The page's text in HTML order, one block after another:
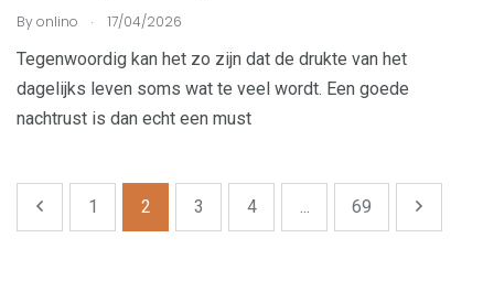
Byonlino . 17/04/2026
Tegenwoordig kan het zo zijn dat de drukte van het
dagelijks leven soms wat te veel wordt. Een goede
nachtrust is dan echt een must
1 2 3 4 ... 69